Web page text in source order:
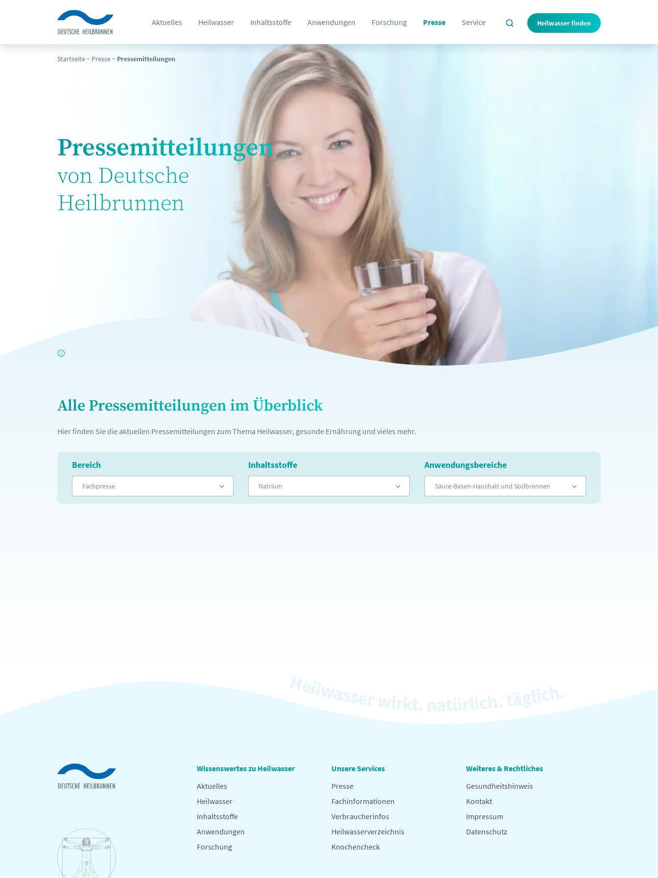
Aktuelles Heilwasser Inhaltsstoffe Anwendungen Forschung Presse Service Heilwasser finden
Startseite~ Presse~ Pressemitteilungen
Pressemitteilungen
von Deutsche
Heilbrunnen
Alle Pressemitteilungen im Überblick
Hier finden Sie die aktuellen Pressemitteilungen zum Thema Heilwasser, gesunde Ernährung und vieles mehr.
Bereich
Fachpresse
Inhaltsstoffe
Natrium
Anwendungsbereiche
Säure-Basen-Haushalt und Sodbrennen
Wissenswertes zu Heilwasser
Aktuelles
Heilwasser
Inhaltsstoffe
Anwendungen
Forschung
Unsere Services
Presse
Fachinformationen
Verbraucherinfos
Heilwasserverzeichnis
Knochencheck
Weiteres & Rechtliches
Gesundheitshinweis
Kontakt
Impressum
Datenschutz